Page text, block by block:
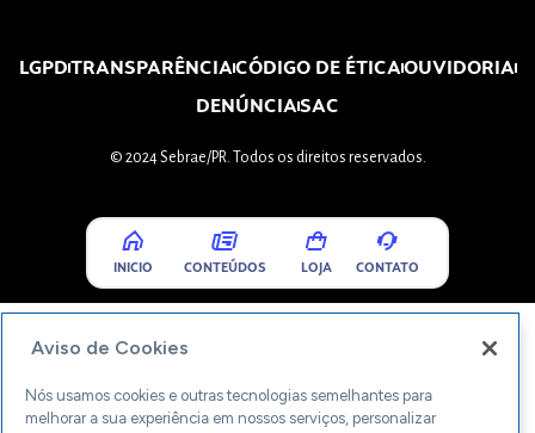
LGPDTRANSPARÊNCIACÓDIGO DE ÉTICAOUVIDORIA
DENÚNCIASAC
© 2024 Sebrae/PR. Todos os direitos reservados.
INICIO CONTEÚDOS LOJA CONTATO
Aviso de Cookies
Nós usamos cookies e outras tecnologias semelhantes para
melhorar a sua experiência em nossos serviços, personalizar